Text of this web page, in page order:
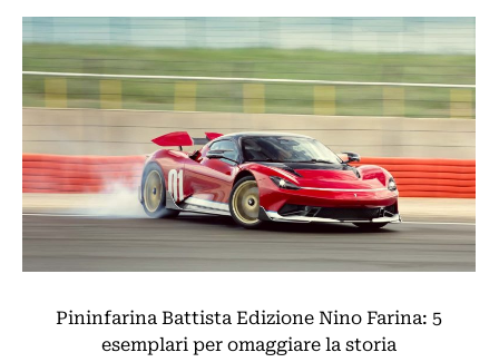
Pininfarina Battista Edizione Nino Farina: 5
esemplari per omaggiare la storia